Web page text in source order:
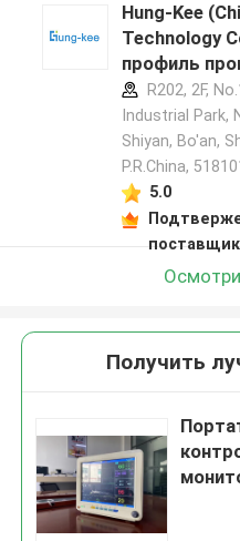
Hung-Kee
Technology
профиль
R202, 2F,
Industrial Park,
Shiyan, Bo'an,
P.R.China,
5.0
поставщик
Получить